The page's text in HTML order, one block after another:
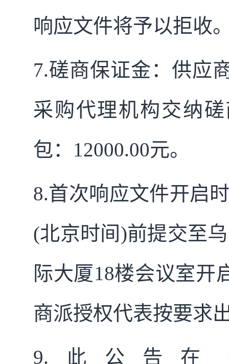
响应文件将予以拒收
7.磋商保证金：供应
采购代理机构交纳
包：12000.00元。
8.首次响应文件开启
(北京时间)前提交至
际大厦18楼会议室开
商派授权代表按要求
9. 此公告在